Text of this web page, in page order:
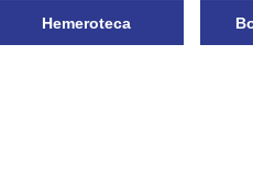
Hemeroteca